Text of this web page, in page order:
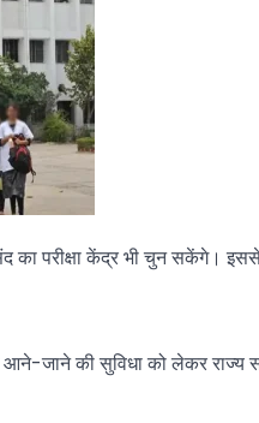
का परीक्षा केंद्र भी चुन सकेंगे।
आने-जाने की सुविधा को लेकर राज्य